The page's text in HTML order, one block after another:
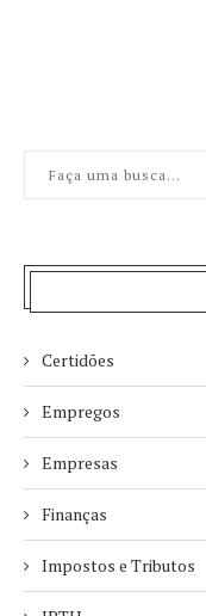
Certidões
Empregos
Empresas
Finanças
Impostos e Tributos